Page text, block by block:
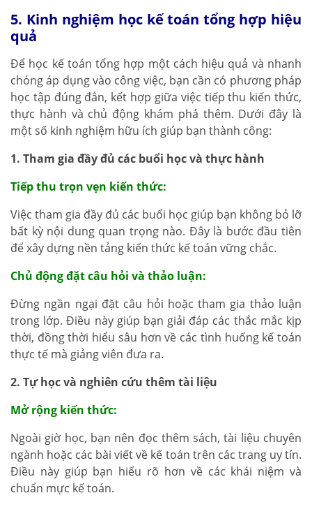
5. Kinh nghiệm học kế toán tổng hợp hiệu
quả
Để học kế toán tổng hợp một cách hiệu quả và nhanh
chóng áp dụng vào công việc, bạn cần có phương pháp
học tập đúng đắn, kết hợp giữa việc tiếp thu kiến thức,
thực hành và chủ động khám phá thêm. Dưới đây là
một số kinh nghiệm hữu ích giúp bạn thành công:
1. Tham gia đầy đủ các buổi học và thực hành
Tiếp thu trọn vẹn kiến thức:
Việc tham gia đầy đủ các buổi học giúp bạn không bỏ lỡ
bất kỳ nội dung quan trọng nào. Đây là bước đầu tiên
để xây dựng nền tảng kiến thức kế toán vững chắc.
Chủ động đặt câu hỏi và thảo luận:
Đừng ngần ngại đặt câu hỏi hoặc tham gia thảo luận
trong lớp. Điều này giúp bạn giải đáp các thắc mắc kịp
thời, đồng thời hiểu sâu hơn về các tình huống kế toán
thực tế mà giảng viên đưa ra.
2. Tự học và nghiên cứu thêm tài liệu
Mở rộng kiến thức:
Ngoài giờ học, bạn nên đọc thêm sách, tài liệu chuyên
ngành hoặc các bài viết về kế toán trên các trang uy tín.
Điều này giúp bạn hiểu rõ hơn về các khái niệm và
chuẩn mực kế toán.